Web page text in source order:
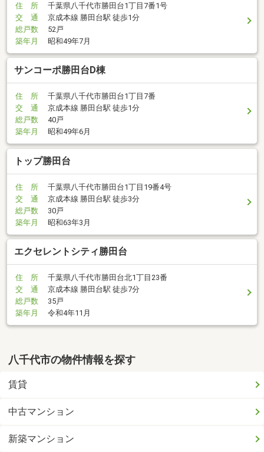
住 所
千葉県八千代市勝田台1丁目7番1号
交 通
京成本線 勝田台駅 徒歩1分
総戸数
52戸
築年月
昭和49年7月
サンコーポ勝田台D棟
住 所
千葉県八千代市勝田台1丁目7番
交 通
京成本線 勝田台駅 徒歩1分
総戸数
40戸
築年月
昭和49年6月
トップ勝田台
住 所
千葉県八千代市勝田台1丁目19番4号
交 通
京成本線 勝田台駅 徒歩3分
総戸数
30戸
築年月
昭和63年3月
エクセレントシティ勝田台
住 所
千葉県八千代市勝田台北1丁目23番
交 通
京成本線 勝田台駅 徒歩7分
総戸数
35戸
築年月
令和4年11月
八千代市の物件情報を探す
賃貸
中古マンション
新築マンション